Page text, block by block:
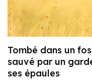
Tombé dans un
sauvé par un
ses épaules